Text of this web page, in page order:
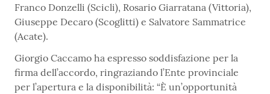
Franco Donzelli (Scicli), Rosario Giarratana (Vittoria),
Giuseppe Decaro (Scoglitti) e Salvatore Sammatrice
(Acate).
Giorgio Caccamo ha espresso soddisfazione per la
firma dell’accordo, ringraziando l’Ente provinciale
per l’apertura e la disponibilità: “È un’opportunità